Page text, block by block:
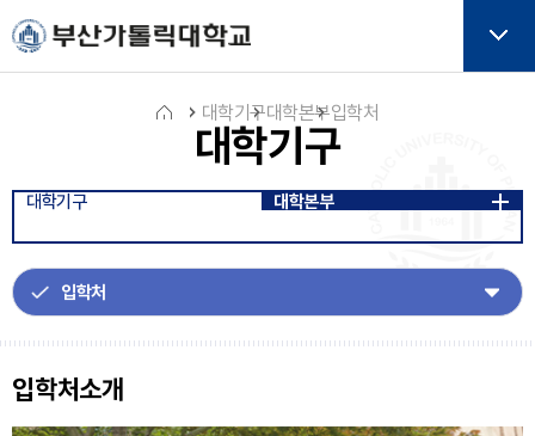
주메뉴로 가기
본문으로 가기
하단으로 가기
대학기구
이
콘
대학기구대학본부입학처
대학기구 대학본부
입학처소개